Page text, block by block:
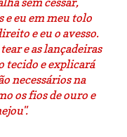
e eu em meu tolo
e eu o avesso.
e as lançadeiras
tecido e explicará
necessários na
os fios de ouro e